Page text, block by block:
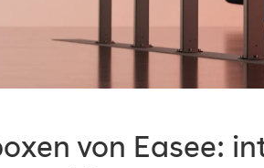
von Easee: